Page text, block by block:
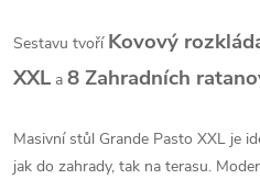
Sestavu tvoří Kovový
XXL a 8 Zahradních
Masivní stůl Grande Pasto XXL je
jak do zahrady, tak na terasu.